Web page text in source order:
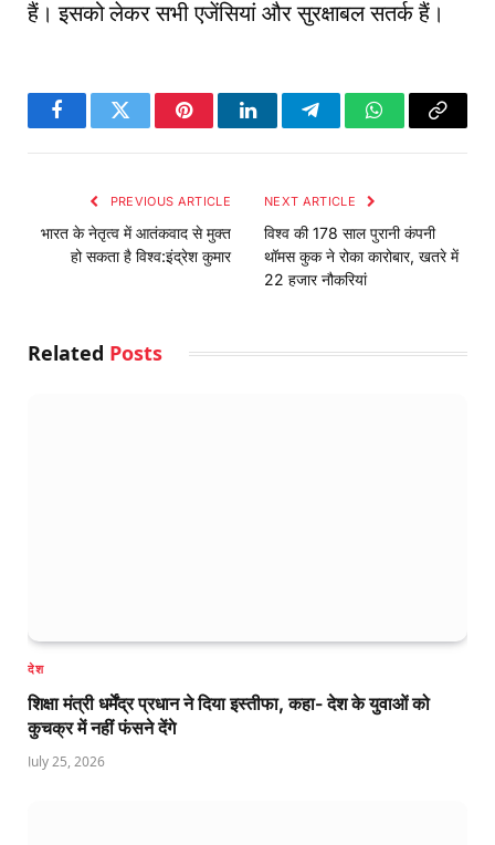
हैं। इसको लेकर सभी एजेंसियां और सुरक्षाबल सतर्क हैं।
FacebookTwitter PinterestLinkedInTelegramWhatsApp
Copy
PREVIOUS ARTICLE
भारत के नेतृत्व में आतंकवाद से मुक्त
हो सकता है विश्व:इंद्रेश कुमार
NEXT ARTICLE
विश्‍व की 178 साल पुरानी कंपनी
थॉमस कुक ने रोका कारोबार, खतरे में
22 हजार नौकरियां
Related Posts
देश
शिक्षा मंत्री धर्मेंद्र प्रधान ने दिया इस्तीफा, कहा- देश के युवाओं को
कुचक्र में नहीं फंसने देंगे
July 25, 2026